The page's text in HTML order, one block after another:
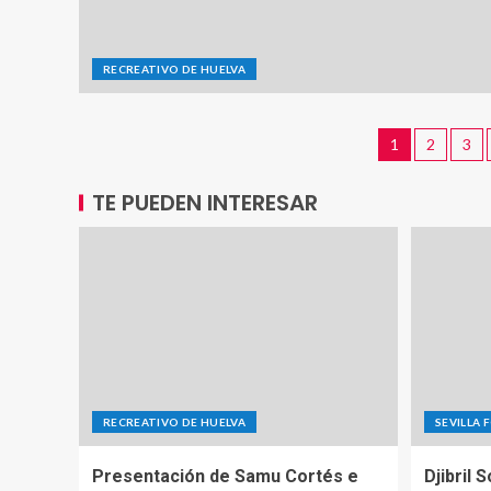
RECREATIVO DE HUELVA
1 2 3
TE PUEDEN INTERESAR
RECREATIVO DE HUELVA
Presentación de Samu Cortés e
SEVILLA
Djibril